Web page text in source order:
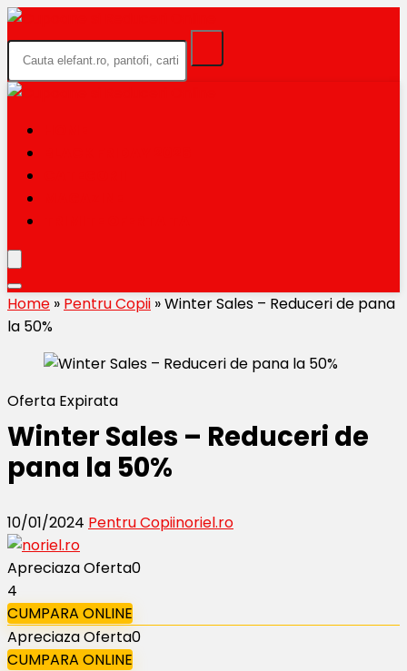
Home » Pentru Copii »Winter Sales – Reduceri de pana
la 50%
Oferta Expirata
Winter Sales – Reduceri de
pana la 50%
10/01/2024 Pentru Copiinoriel.ro
Apreciaza Oferta0
4
CUMPARA ONLINE
Apreciaza Oferta0
CUMPARA ONLINE